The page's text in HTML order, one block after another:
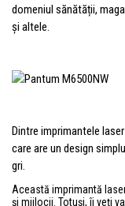
domeniul sănătății,
și altele.
Dintre imprimantele
care are un design
gri.
Această imprimantă
și mijlocii. Totuși, îi veți